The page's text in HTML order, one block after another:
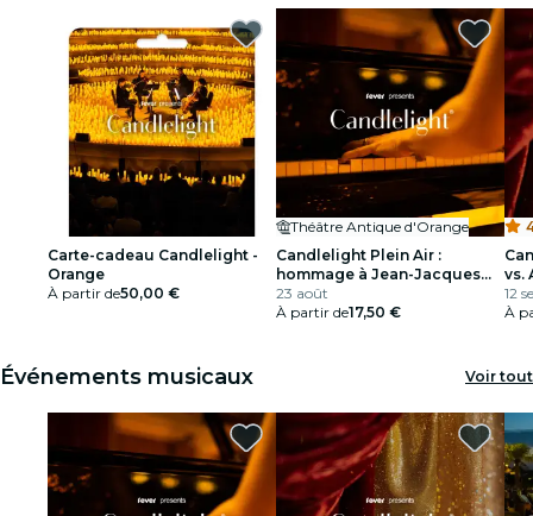
Londres
expériences et villes
São Paulo
expositions
Séoul
visites urbaines
cinéma
Carte-cadeau Candlelight -
Orange
À partir de50,00 €
Théâtre Antique d'Orange
Candlelight Plein Air :
hommage à Jean-Jacques
Goldman
23 août
À partir de17,50 €
vs.
12
À
Événements musicaux Voir tout